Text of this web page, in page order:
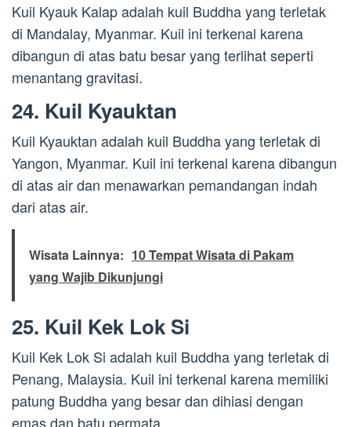
Kuil Kyauk Kalap adalah kuil Buddha yang terletak
di Mandalay, Myanmar. Kuil ini terkenal karena
dibangun di atas batu besar yang terlihat seperti
menantang gravitasi.
24. Kuil Kyauktan
Kuil Kyauktan adalah kuil Buddha yang terletak di
Yangon, Myanmar. Kuil ini terkenal karena dibangun
di atas air dan menawarkan pemandangan indah
dari atas air.
Wisata Lainnya: 10 Tempat Wisata di Pakam
yang Wajib Dikunjungi
25. Kuil Kek Lok Si
Kuil Kek Lok Si adalah kuil Buddha yang terletak di
Penang, Malaysia. Kuil ini terkenal karena memiliki
patung Buddha yang besar dan dihiasi dengan
emas dan batu permata.